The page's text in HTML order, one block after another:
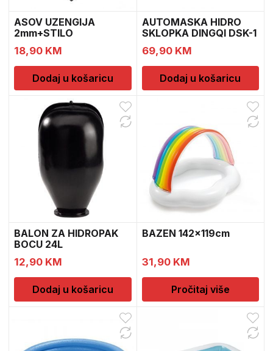
ASOV UZENGIJA
2mm+STILO
18,90 KM
Dodaj u košaricu
AUTOMASKA HIDRO
SKLOPKA DINGQI DSK-1
69,90 KM
Dodaj u košaricu
BALON ZA HIDROPAK
BOCU 24L
12,90 KM
Dodaj u košaricu
BAZEN 142x119cm
31,90 KM
Pročitaj više